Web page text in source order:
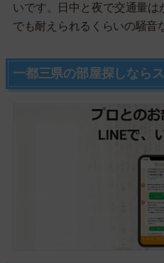
いです。日中と夜で交通量
でも耐えられるくらいの騒音
一都三県の部屋探しなら